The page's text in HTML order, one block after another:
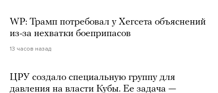
WP: Трамп потребовал у Хегсета объяснений
из-за нехватки боеприпасов
13 часов назад
ЦРУ создало специальную группу для
давления на власти Кубы. Ее задача —